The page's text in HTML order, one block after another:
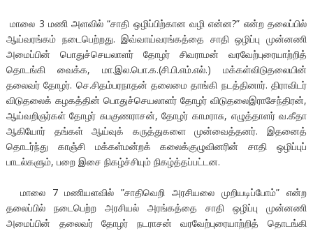
மாலை 3 மணி அளவில் “சாதி ஒழிப்பிற்கான வழி என்ன?” என்ற தலைப்பில்
ஆய்வரங்கம் நடைபெற்றது. இவ்வாய்வரங்கத்தை சாதி ஒழிப்பு முன்னணி
அமைப்பின் பொதுச்செயலாளர் தோழர் சிவராமன் வரவேற்புரையாற்றித்
தொடங்கி வைக்க, மா.இல.பொ.க.(சி.பி.எம்.எல்.) மக்கள்விடுதலையின்
தலைவர் தோழர். செ.சிதம்பரநாதன் தலைமை தாங்கி நடத்தினார். திராவிடர்
விடுதலைக் கழகத்தின் பொதுச்செயலாளர் தோழர் விடுதலைஇராசேந்திரன்,
ஆய்வறிஞர்கள் தோழர் சுபகுணராசன், தோழர் காமராசு, எழுத்தாளர் வ.கீதா
ஆகியோர் தங்கள் ஆய்வுக் கருத்துகளை முன்வைத்தனர். இதனைத்
தொடர்ந்து காஞ்சி மக்கள்மன்றக் கலைக்குழுவினரின் சாதி ஒழிப்புப்
பாடல்களும், பறை இசை நிகழ்ச்சியும் நிகழ்த்தப்பட்டன.
மாலை 7 மணியளவில் ”சாதிவெறி அரசியலை முறியடிப்போம்” என்ற
தலைப்பில் நடைபெற்ற அரசியல் அரங்கத்தை சாதி ஒழிப்பு முன்னணி
அமைப்பின் தலைவர் தோழர் நடராசன் வரவேற்புரையாற்றித் தொடங்கி